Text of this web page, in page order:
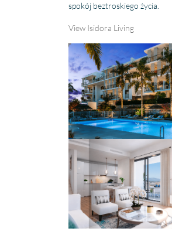
spokój beztroskiego życia.
View Isidora Living